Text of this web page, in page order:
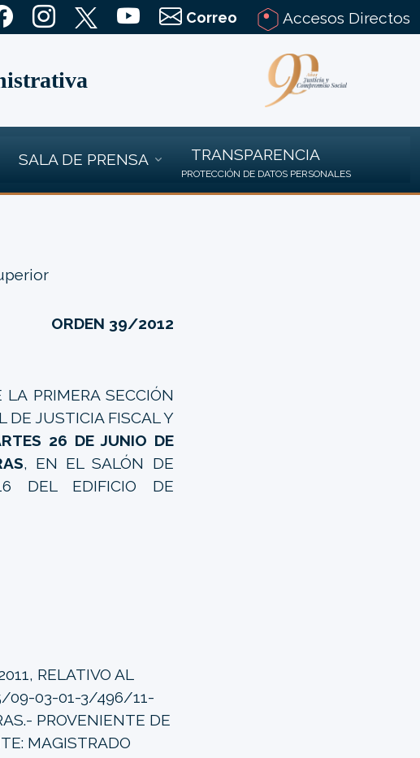
Correo Accesos Directos
SALA DE PRENSA TRANSPARENCIA
PROTECCIÓN DE DATOS PERSONALES
ORDEN 39/2012
PRIMERA SECCIÓN
DE JUSTICIA FISCAL Y
26 DE JUNIO DE
, EN EL SALÓN DE
DEL EDIFICIO DE
RELATIVO AL
09-03-01-3/496/11-
PROVENIENTE DE
MAGISTRADO